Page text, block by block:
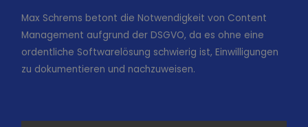
Max Schrems betont die Notwendigkeit von Content
Management aufgrund der DSGVO, da es ohne eine
ordentliche Softwarelösung schwierig ist, Einwilligungen
zu dokumentieren und nachzuweisen.